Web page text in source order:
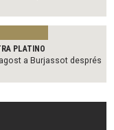
PLATINO
a Burjassot després